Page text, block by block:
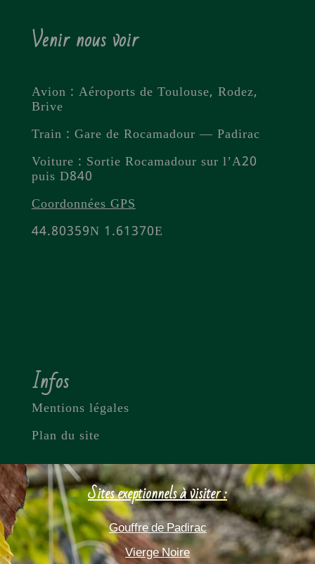
Venir nous voir
Avion : Aéroports de Toulouse, Rodez,
Brive
Train : Gare de Rocamadour — Padirac
Voiture : Sortie Rocamadour sur l’A20
puis D840
Coordonnées GPS
44.80359N 1.61370E
Infos
Mentions légales
Plan du site
Sites exeptionnels à visiter :
Gouffre de Padirac
Vierge Noire